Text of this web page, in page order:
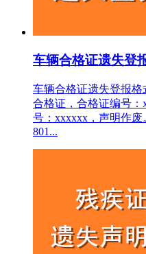
车辆合格证遗失登
车辆合格证遗失登报
合格证，合格证编号
号：xxxxxx，声明作废
801...